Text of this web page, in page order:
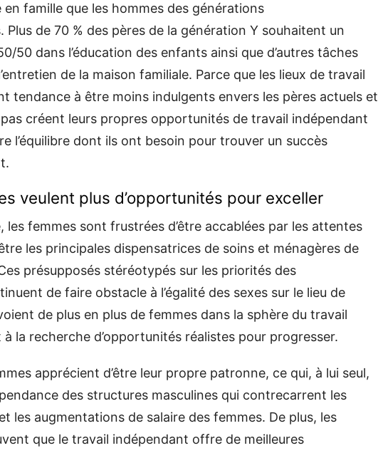
en famille que les hommes des générations
Plus de 70 % des pères de la génération Y souhaitent un
50 dans l’éducation des enfants ainsi que d’autres tâches
de la maison familiale. Parce que les lieux de travail
tendance à être moins indulgents envers les pères actuels et
créent leurs propres opportunités de travail indépendant
l’équilibre dont ils ont besoin pour trouver un succès
veulent plus d’opportunités pour exceller
les femmes sont frustrées d’être accablées par les attentes
les principales dispensatrices de soins et ménagères de
présupposés stéréotypés sur les priorités des
de faire obstacle à l’égalité des sexes sur le lieu de
de plus en plus de femmes dans la sphère du travail
la recherche d’opportunités réalistes pour progresser.
apprécient d’être leur propre patronne, ce qui, à lui seul,
des structures masculines qui contrecarrent les
les augmentations de salaire des femmes. De plus, les
que le travail indépendant offre de meilleures